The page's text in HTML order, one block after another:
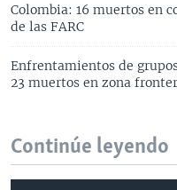
Colombia: 16 muertos en
de las FARC
Enfrentamientos de
23 muertos en zona
Continúe leyendo